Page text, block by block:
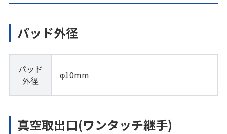
パッド外径
パッド
外径
φ10mm
真空取出口(ワンタッチ継手)